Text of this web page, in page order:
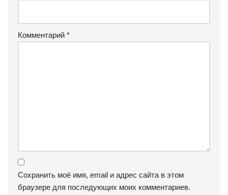
Комментарий *
Сохранить моё имя, email и адрес сайта в этом
браузере для последующих моих комментариев.